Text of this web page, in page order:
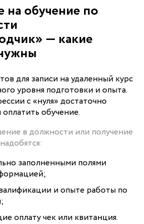
обучение по
— какие
для записи на удаленный курс
уровня подготовки и опыта.
с «нуля» достаточно
обучение.
в должности или получение
заполненными полями
и опыте работы по
оплату чек или квитанция.